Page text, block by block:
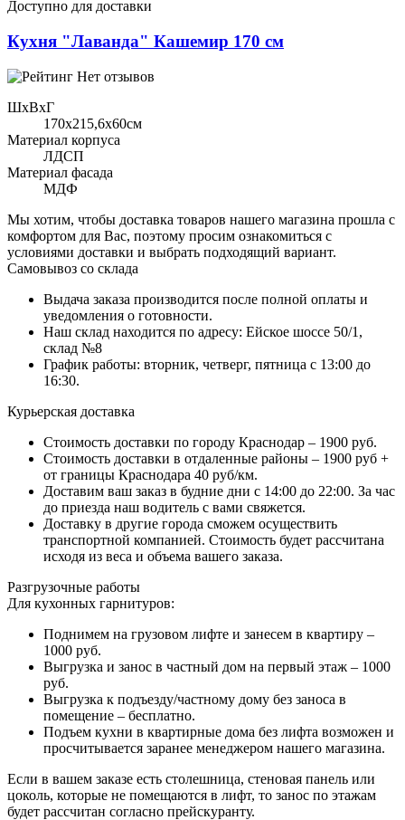
Доступно для доставки
Кухня "Лаванда" Кашемир 170 см
Нет отзывов
ШхВхГ
170x215,6х60см
Материал корпуса
ЛДСП
Материал фасада
МДФ
Мы хотим, чтобы доставка товаров нашего магазина прошла с
комфортом для Вас, поэтому просим ознакомиться с
условиями доставки и выбрать подходящий вариант.
Самовывоз со склада
Выдача заказа производится после полной оплаты и
уведомления о готовности.
Наш склад находится по адресу: Ейское шоссе 50/1,
склад №8
График работы: вторник, четверг, пятница с 13:00 до
16:30.
Курьерская доставка
Стоимость доставки по городу Краснодар – 1900 руб.
Стоимость доставки в отдаленные районы – 1900 руб +
от границы Краснодара 40 руб/км.
Доставим ваш заказ в будние дни с 14:00 до 22:00. За час
до приезда наш водитель с вами свяжется.
Доставку в другие города сможем осуществить
транспортной компанией. Стоимость будет рассчитана
исходя из веса и объема вашего заказа.
Разгрузочные работы
Для кухонных гарнитуров:
Поднимем на грузовом лифте и занесем в квартиру –
1000 руб.
Выгрузка и занос в частный дом на первый этаж – 1000
руб.
Выгрузка к подъезду/частному дому без заноса в
помещение – бесплатно.
Подъем кухни в квартирные дома без лифта возможен и
просчитывается заранее менеджером нашего магазина.
Если в вашем заказе есть столешница, стеновая панель или
цоколь, которые не помещаются в лифт, то занос по этажам
будет рассчитан согласно прейскуранту.